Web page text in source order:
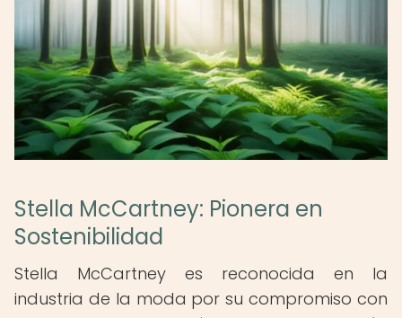
Stella McCartney: Pionera en
Sostenibilidad
Stella McCartney es reconocida en la
industria de la moda por su compromiso con